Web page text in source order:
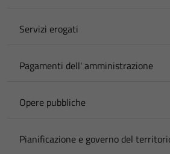
Servizi erogati
Pagamenti dell' amministrazione
Opere pubbliche
Pianificazione e governo del